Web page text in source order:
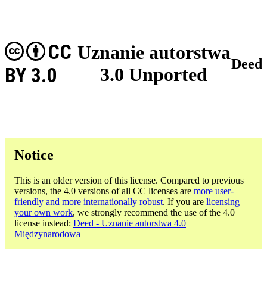
Uznanie autorstwa
3.0 Unported
CC
BY 3.0
Deed
Notice
This is an older version of this license. Compared to previous
versions, the 4.0 versions of all CC licenses are more user-
friendly and more internationally robust. If you are licensing
your own work, we strongly recommend the use of the 4.0
license instead: Deed - Uznanie autorstwa 4.0
Międzynarodowa